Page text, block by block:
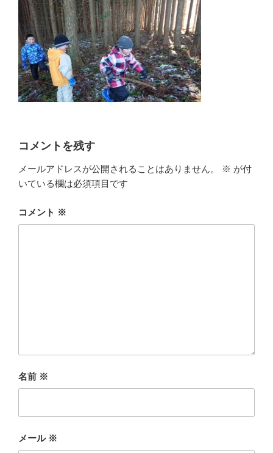
コメントを残す
メールアドレスが公開されることはありません。 ※ が付
いている欄は必須項目です
コメント ※
名前 ※
メール ※